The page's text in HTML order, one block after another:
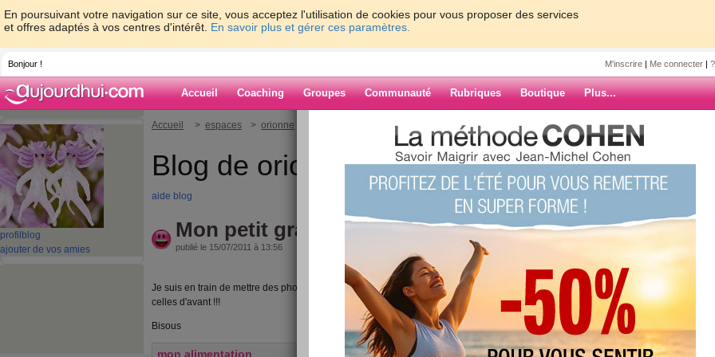
En poursuivant votre navigation sur ce site, vous acceptez l'utilisation de cookies pour vous proposer des services
et offres adaptés à vos centres d'intérêt. En savoir plus et gérer ces paramètres.
Bonjour ! M'inscrire | Me connecter |
Accueil Coaching Groupes Communauté Rubriques Boutique Plus...
profil blog
ajouter de vos amies
Accueil > espaces > orionne > Mon petit grand déjeuner !
Blog de orionne
aide blog
Mon petit grand déjeuner !
publié le 15/07/2011 à 13:56
Je suis en train de mettre des photos de ma terrasse avant et après, je cherche
celles d'avant !!!
Bisous
mon alimentation
ARCHIVES